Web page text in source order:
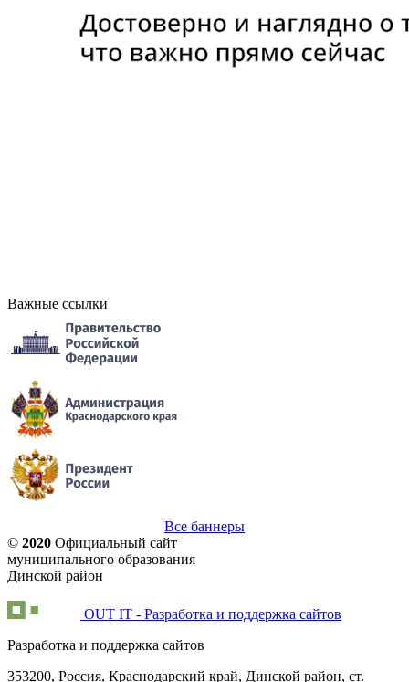
Важные ссылки
Все баннеры
© 2020 Официальный сайт
муниципального образования
Динской район
OUT IT - Разработка и поддержка сайтов
Разработка и поддержка сайтов
353200, Россия, Краснодарский край, Динской район, ст.